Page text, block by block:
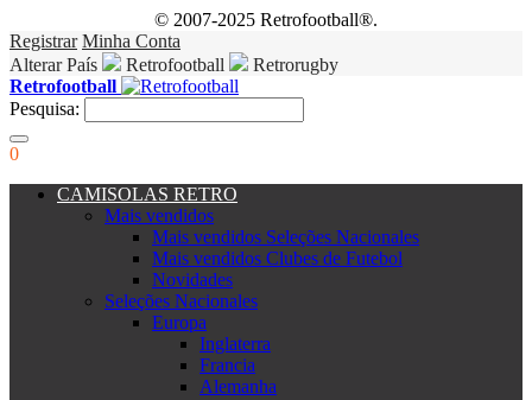
© 2007-2025 Retrofootball®.
Registrar Minha Conta
Alterar País
Retrofootball
Retrorugby
Retrofootball
Pesquisa:
0
CAMISOLAS RETRO
Mais vendidos
Mais vendidos Seleções Nacionales
Mais vendidos Clubes de Futebol
Novidades
Seleções Nacionales
Europa
Inglaterra
Francia
Alemanha